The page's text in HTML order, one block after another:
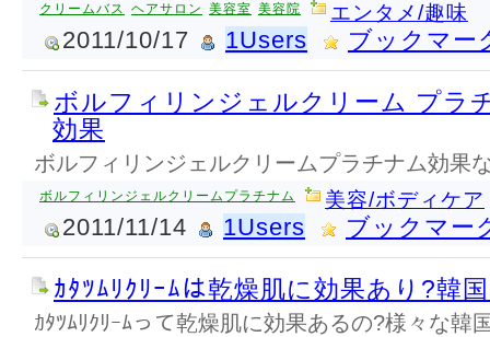
クリームバス ヘアサロン 美容室 美容院 エンタメ/趣味
2011/10/17 1Users ブックマー
ボルフィリンジェルクリーム プラ
効果
ボルフィリンジェルクリームプラチナム効果
ボルフィリンジェルクリームプラチナム 美容/ボディケア
2011/11/14 1Users ブックマー
ｶﾀﾂﾑﾘｸﾘｰﾑは乾燥肌に効果あり?韓
ｶﾀﾂﾑﾘｸﾘｰﾑって乾燥肌に効果あるの?様々な韓